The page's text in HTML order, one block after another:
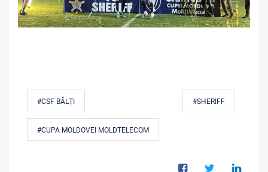
#CSF BĂLȚI #SHERIFF
#CUPA MOLDOVEI MOLDTELECOM